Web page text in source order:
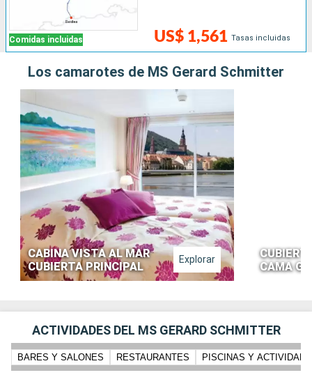
Comidas incluidas US$ 1,561 Tasas incluidas
Los camarotes de MS Gerard Schmitter
CABINA VISTA AL MAR
CUBIERTA PRINCIPAL
Explorar
CAMA
ACTIVIDADES DEL MS GERARD SCHMITTER
BARES Y SALONES RESTAURANTES PISCINAS Y